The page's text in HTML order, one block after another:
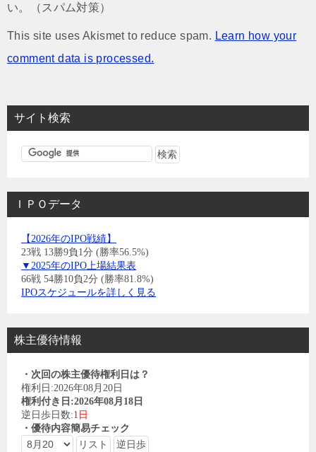
い。（スパム対策）
This site uses Akismet to reduce spam. Learn how your
comment data is processed.
サイト検索
ＩＰＯデータ
【2026年のIPO戦績】
23戦 13勝9負1分 (勝率56.5%)
▼2025年のIPO上場結果表
66戦 54勝10負2分 (勝率81.8%)
IPOスケジュールを詳しく見る
株主優待情報
・次回の株主優待権利日は？
権利日:2026年08月20日
権利付き日:2026年08月18日
逆日歩日数:1日
・優待内容簡易チェック